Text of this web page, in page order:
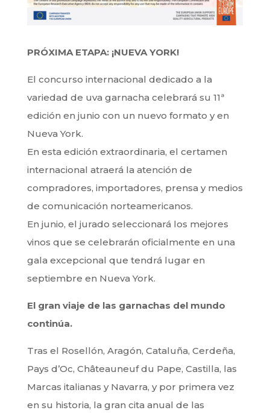
PRÓXIMA ETAPA: ¡NUEVA YORK!
El concurso internacional dedicado a la
variedad de uva garnacha celebrará su 11ª
edición en junio con un nuevo formato y en
Nueva York.
En esta edición extraordinaria, el certamen
internacional atraerá la atención de
compradores, importadores, prensa y medios
de comunicación norteamericanos.
En junio, el jurado seleccionará los mejores
vinos que se celebrarán oficialmente en una
gala excepcional que tendrá lugar en
septiembre en Nueva York.
El gran viaje de las garnachas del mundo
continúa.
Tras el Rosellón, Aragón, Cataluña, Cerdeña,
Pays d’Oc, Châteauneuf du Pape, Castilla, las
Marcas italianas y Navarra, y por primera vez
en su historia, la gran cita anual de las